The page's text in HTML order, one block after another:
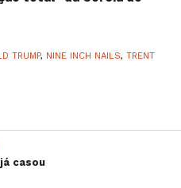
TRUMP, NINE INCH NAILS, TRENT
casou